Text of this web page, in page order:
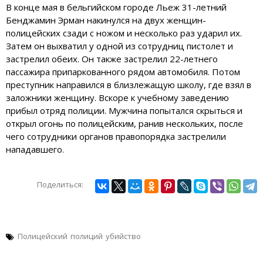
В конце мая в бельгийском городе Льеж 31-летний
Бенджамин Эрман накинулся на двух женщин-
полицейских сзади с ножом и несколько раз ударил их.
Затем он выхватил у одной из сотрудниц пистолет и
застрелил обеих. Он также застрелил 22-летнего
пассажира припаркованного рядом автомобиля. Потом
преступник направился в близлежащую школу, где взял в
заложники женщину. Вскоре к учебному заведению
прибыл отряд полиции. Мужчина попытался скрыться и
открыл огонь по полицейским, ранив нескольких, после
чего сотрудники органов правопорядка застрелили
нападавшего.
Поделиться:
Полицейский полиций убийство